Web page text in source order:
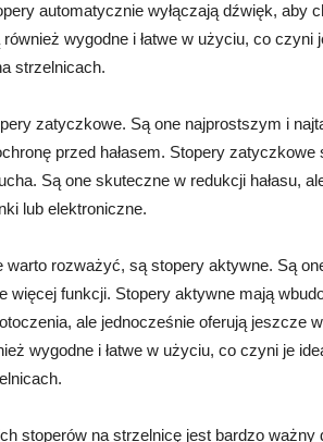
automatycznie wyłączają dźwięk, aby
wygodne i łatwe w użyciu, co czyni
strzelnicach.
zatyczkowe. Są one najprostszym i
przed hałasem. Stopery
Są one skuteczne w redukcji hałasu,
lub elektroniczne.
rozważyć, są stopery aktywne. Są
więcej funkcji. Stopery aktywne mają
ale jednocześnie oferują jeszcze
wygodne i łatwe w użyciu, co czyni je
stoperów na strzelnicę jest bardzo ważny